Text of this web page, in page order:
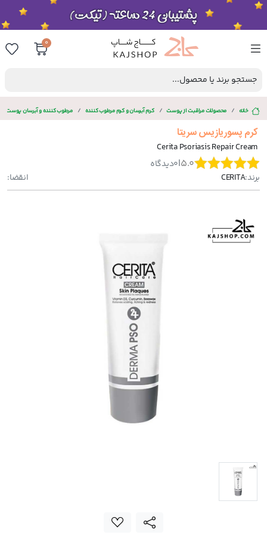
0
جستجو برند یا محصول...
خانه محصولات مراقبت از پوست کرم آبرسان و کرم مرطوب کننده مرطوب کننده و آبرسان پوست
کرم پسوریازیس سریتا
Cerita Psoriasis Repair Cream
5.0
|
0دیدگاه
برند:CERITA انقضا: